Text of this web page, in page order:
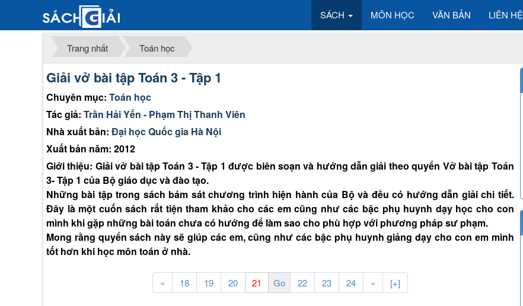
SÁCH MÔN HỌC VĂN BẢN LIÊN HỆ
Trang nhất Toán học
Giải vở bài tập Toán 3 - Tập 1
Chuyên mục: Toán học
Tác giả: Trần Hải Yến - Phạm Thị Thanh Viên
Nhà xuất bản: Đại học Quốc gia Hà Nội
Xuất bản năm: 2012
Giới thiệu: Giải vở bài tập Toán 3 - Tập 1 được biên soạn và hướng dẫn giải theo quyển Vở bài tập Toán
3- Tập 1 của Bộ giáo dục và đào tạo.
Những bài tập trong sách bám sát chương trình hiện hành của Bộ và đều có hướng dẫn giải chi tiết.
Đây là một cuốn sách rất tiện tham khảo cho các em cũng như các bậc phụ huynh dạy học cho con
mình khi gặp những bài toán chưa có hướng để làm sao cho phù hợp với phương pháp sư phạm.
Mong rằng quyển sách này sẽ giúp các em, cũng như các bậc phụ huynh giảng dạy cho con em mình
tốt hơn khi học môn toán ở nhà.
« 18 19 20 22 23 24 » [+]